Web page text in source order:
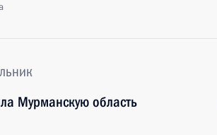
Мурманскую область